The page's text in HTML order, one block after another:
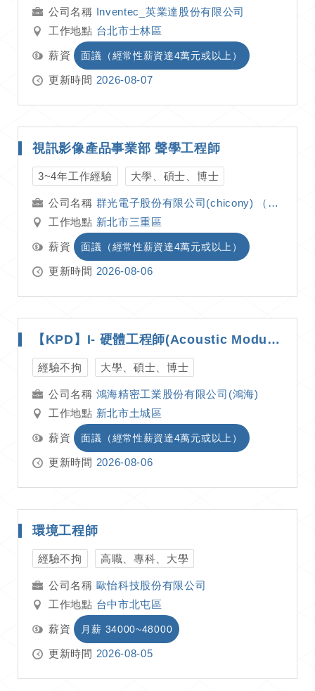
Inventec_英業達股份有限公司
工作地點 台北市士林區
薪資 面議（經常性薪資達4萬元或以上）
更新時間 2026-08-07
視訊影像產品事業部 聲學工程師
3~4年工作經驗 大學、碩士、博士
群光電子股份有限公司(chicony) （群光）
工作地點 新北市三重區
薪資 面議（經常性薪資達4萬元或以上）
更新時間 2026-08-06
【KPD】I- 硬體工程師(Acoustic Module/Touch Module/Camera Module)
經驗不拘 大學、碩士、博士
鴻海精密工業股份有限公司(鴻海)
工作地點 新北市土城區
薪資 面議（經常性薪資達4萬元或以上）
更新時間 2026-08-06
環境工程師
經驗不拘 高職、專科、大學
歐怡科技股份有限公司
工作地點 台中市北屯區
薪資 月薪 34000~48000
更新時間 2026-08-05